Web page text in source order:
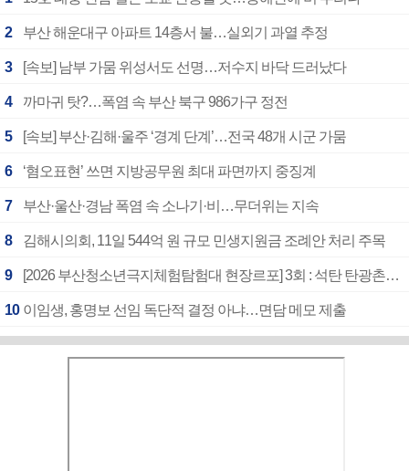
2 부산 해운대구 아파트 14층서 불…실외기 과열 추정
3 [속보] 남부 가뭄 위성서도 선명…저수지 바닥 드러났다
4 까마귀 탓?…폭염 속 부산 북구 986가구 정전
5 [속보] 부산·김해·울주 ‘경계 단계’…전국 48개 시군 가뭄
6 ‘혐오표현’ 쓰면 지방공무원 최대 파면까지 중징계
7 부산·울산·경남 폭염 속 소나기·비…무더위는 지속
8 김해시의회, 11일 544억 원 규모 민생지원금 조례안 처리 주목
9 [2026 부산청소년극지체험탐험대 현장르포] 3회 : 석탄 탄광촌에서 북극 연구의 중심지로
10 이임생, 홍명보 선임 독단적 결정 아냐…면담 메모 제출